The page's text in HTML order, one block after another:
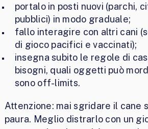
portalo in posti nuovi (parchi,
pubblici) in modo graduale;
fallo interagire con altri cani
di gioco pacifici e vaccinati);
insegna subito le regole di
bisogni, quali oggetti può
sono off-limits.
Attenzione: mai sgridare il cane
paura. Meglio distrarlo con un